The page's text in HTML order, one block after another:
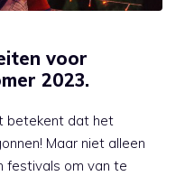
voor
2023.
betekent dat het
Maar niet alleen
festivals om van te